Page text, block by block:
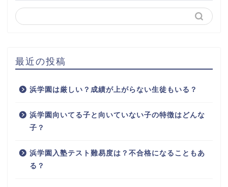
最近の投稿
浜学園は厳しい？成績が上がらない生徒もいる？
浜学園向いてる子と向いていない子の特徴はどんな
子？
浜学園入塾テスト難易度は？不合格になることもあ
る？